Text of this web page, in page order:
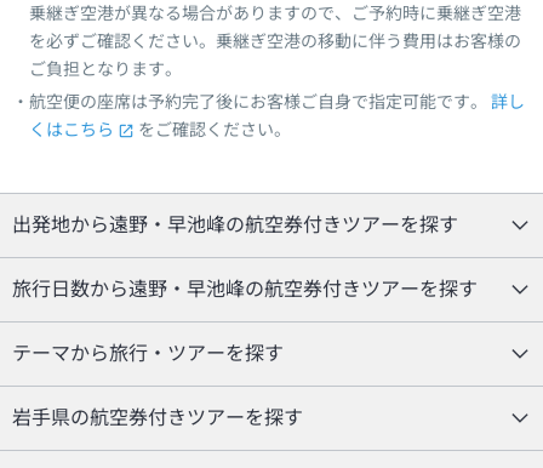
乗継ぎ空港が異なる場合がありますので、ご予約時に乗継ぎ空港
を必ずご確認ください。乗継ぎ空港の移動に伴う費用はお客様の
ご負担となります。
航空便の座席は予約完了後にお客様ご自身で指定可能です。
詳し
くはこちら
をご確認ください。
出発地から遠野・早池峰の航空券付きツアーを探す
旅行日数から遠野・早池峰の航空券付きツアーを探す
テーマから旅行・ツアーを探す
岩手県の航空券付きツアーを探す